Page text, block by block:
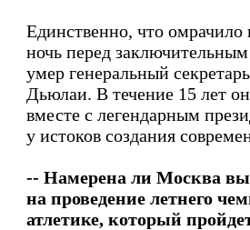
Единственно, что омрачило
ночь перед
умер генеральный
Дьюлаи. В течение 15 лет
вместе с легендарным
у истоков создания
-- Намерена ли Москва
на проведение летнего
атлетике, который